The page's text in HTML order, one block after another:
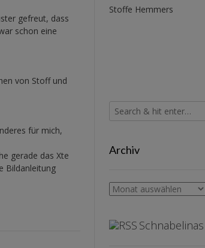
gefreut, dass
schon eine
von Stoff und
für mich,
gerade das Xte
Bildanleitung
Stoffe Hemmers
Archiv
Archiv